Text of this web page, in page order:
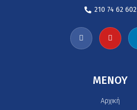
210 74 62 602
MENOY
Αρχική